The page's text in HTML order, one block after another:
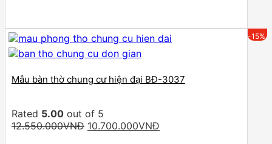
23.500.000VNĐ.21.500.000VNĐ.
-15%
Mẫu bàn thờ chung cư hiện đại BĐ-3037
Rated 5.00 out of 5
12.550.000VNĐ Original
10.700.000VNĐ